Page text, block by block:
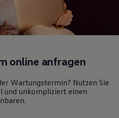
online anfragen
Wartungstermin? Nutzen Sie
und unkompliziert einen